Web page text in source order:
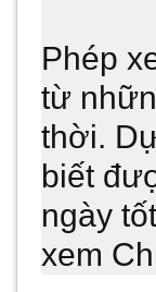
Phép
từ
thời.
biết
ngày
xem